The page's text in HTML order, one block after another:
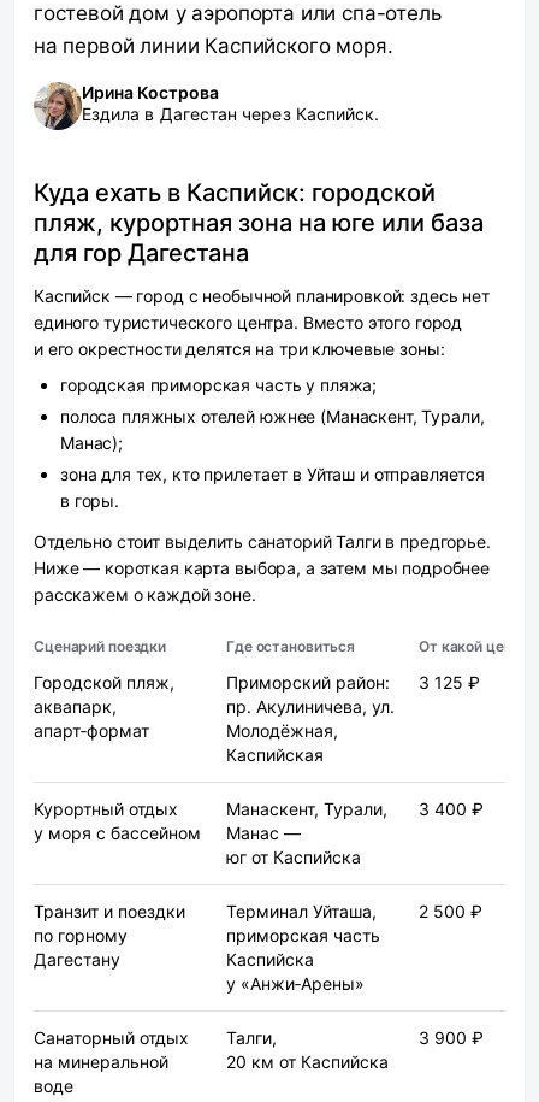
гостевой дом у аэропорта или спа-отель
на первой линии Каспийского моря.
Ирина Кострова
Ездила в Дагестан через Каспийск.
Куда ехать в Каспийск: городской
пляж, курортная зона на юге или база
для гор Дагестана
Каспийск — город с необычной планировкой: здесь нет
единого туристического центра. Вместо этого город
и его окрестности делятся на три ключевые зоны:
городская приморская часть у пляжа;
полоса пляжных отелей южнее (Манаскент, Турали,
Манас);
зона для тех, кто прилетает в Уйташ и отправляется
в горы.
Отдельно стоит выделить санаторий Талги в предгорье.
Ниже — короткая карта выбора, а затем мы подробнее
расскажем о каждой зоне.
Сценарий поездки Где остановиться От какой цены
Городской пляж,
аквапарк,
апарт‑формат
Приморский район:
пр. Акулиничева, ул.
Молодёжная,
Каспийская
3 125 ₽
Курортный отдых
у моря с бассейном
Манаскент, Турали,
Манас —
юг от Каспийска
3 400 ₽
Транзит и поездки
по горному
Дагестану
Терминал Уйташа,
приморская часть
Каспийска
у «Анжи‑Арены»
2 500 ₽
Санаторный отдых
на минеральной
воде
Талги,
20 км от Каспийска
3 900 ₽